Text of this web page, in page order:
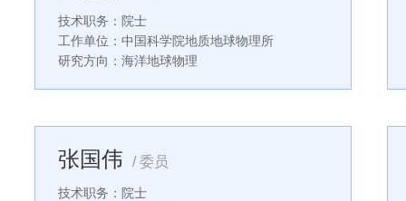
技术职务：院士
工作单位：中国科学院地质地球物理所
研究方向：海洋地球物理
张国伟 / 委员
技术职务：院士